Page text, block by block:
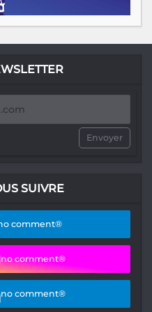
Envoyer
SUIVRE
comment®
no comment®
no comment®